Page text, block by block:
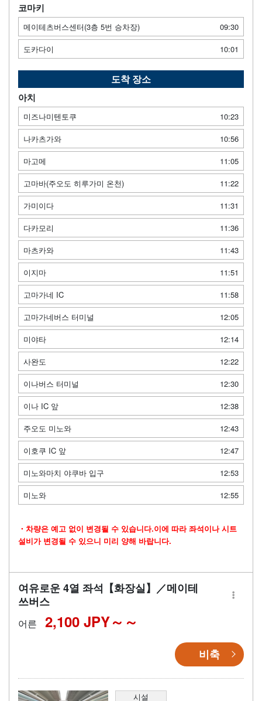
코마키
메이테츠버스센터(3층 5번 승차장)
09:30
도카다이
10:01
도착 장소
아치
미즈나미텐토쿠
10:23
나카츠가와
10:56
마고메
11:05
고마바(주오도 히루가미 온천)
11:22
가미이다
11:31
다카모리
11:36
마츠카와
11:43
이지마
11:51
고마가네 IC
11:58
고마가네버스 터미널
12:05
미야타
12:14
사완도
12:22
이나버스 터미널
12:30
이나 IC 앞
12:38
주오도 미노와
12:43
이호쿠 IC 앞
12:47
미노와마치 야쿠바 입구
12:53
미노와
12:55
・차량은 예고 없이 변경될 수 있습니다.이에 따라 좌석이나 시트
설비가 변경될 수 있으니 미리 양해 바랍니다.
여유로운 4열 좌석【화장실】／메이테
쓰버스
어른 2,100 JPY～
비축
시설